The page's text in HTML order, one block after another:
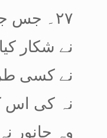
۲۷۔ جس
نے شکار
نے کسی
نہ کی اس
وہ جانور